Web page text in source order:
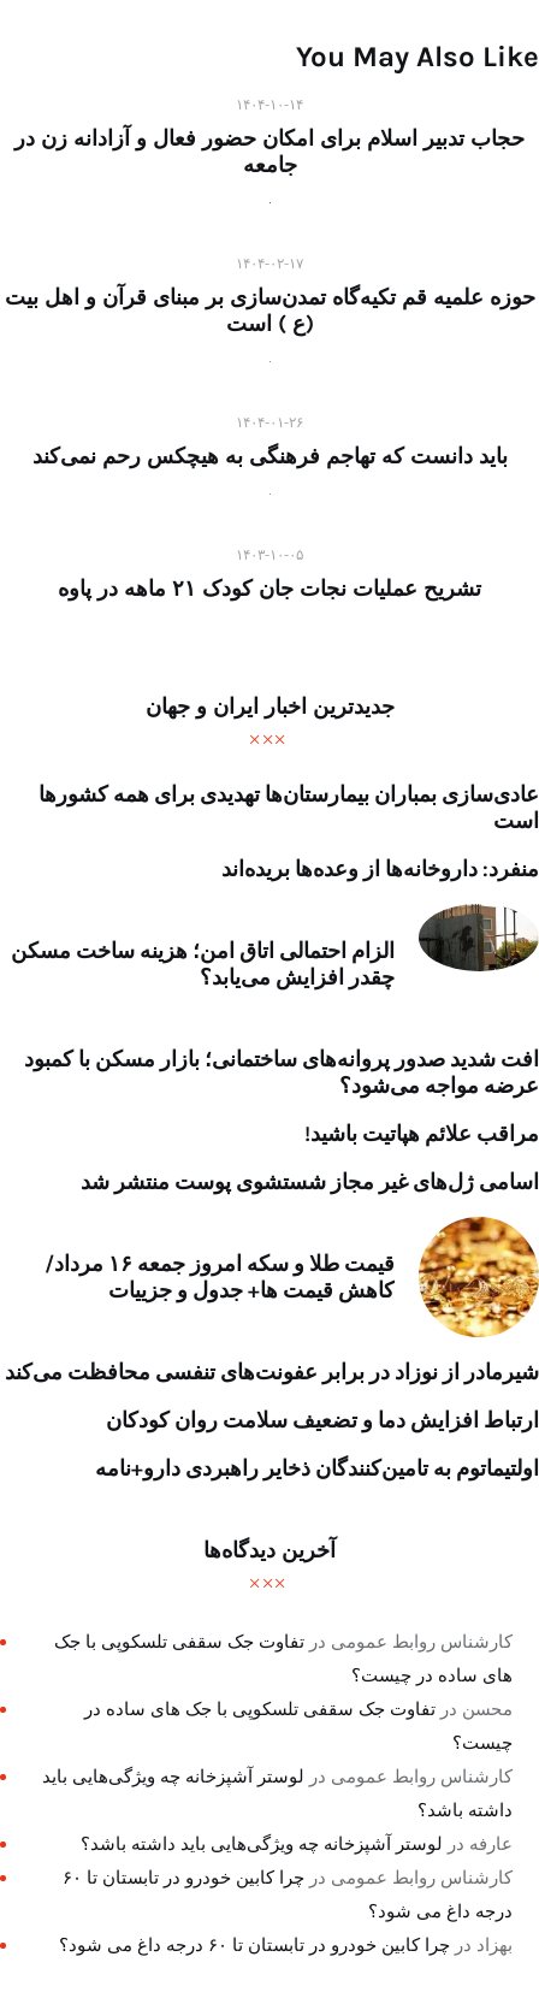
You May Also Like
۱۴۰۴-۱۰-۱۴
حجاب تدبیر اسلام برای امکان حضور فعال و آزادانه زن در
جامعه
۱۴۰۴-۰۲-۱۷
حوزه علمیه قم تکیه‌گاه تمدن‌سازی بر مبنای قرآن و اهل بیت
(ع ) است
۱۴۰۴-۰۱-۲۶
باید دانست که تهاجم فرهنگی به هیچکس رحم نمی‌کند
۱۴۰۳-۱۰-۰۵
تشریح عملیات نجات جان کودک ۲۱ ماهه در پاوه
جدیدترین اخبار ایران و جهان
عادی‌سازی بمباران بیمارستان‌ها تهدیدی برای همه کشورها
است
منفرد: داروخانه‌ها از وعده‌ها بریده‌اند
الزام احتمالی اتاق امن؛ هزینه ساخت مسکن
چقدر افزایش می‌یابد؟
افت شدید صدور پروانه‌های ساختمانی؛ بازار مسکن با کمبود
عرضه مواجه می‌شود؟
مراقب علائم هپاتیت باشید!
اسامی ژل‌های غیر مجاز شستشوی پوست منتشر شد
قیمت طلا و سکه امروز جمعه ۱۶ مرداد/
کاهش قیمت ها+ جدول و جزییات
شیرمادر از نوزاد در برابر عفونت‌های تنفسی محافظت می‌کند
ارتباط افزایش دما و تضعیف سلامت روان کودکان
اولتیماتوم به تامین‌کنندگان ذخایر راهبردی دارو+نامه
آخرین دیدگاه‌ها
کارشناس روابط عمومی درتفاوت جک سقفی تلسکوپی با جک
های ساده در چیست؟
محسن درتفاوت جک سقفی تلسکوپی با جک های ساده در
چیست؟
کارشناس روابط عمومی در لوستر آشپزخانه چه ویژگی‌هایی باید
داشته باشد؟
عارفه در لوستر آشپزخانه چه ویژگی‌هایی باید داشته باشد؟
کارشناس روابط عمومی در
چرا کابین خودرو در تابستان تا ۶۰
درجه داغ می شود؟
بهزاد درچرا کابین خودرو در تابستان تا ۶۰ درجه داغ می شود؟